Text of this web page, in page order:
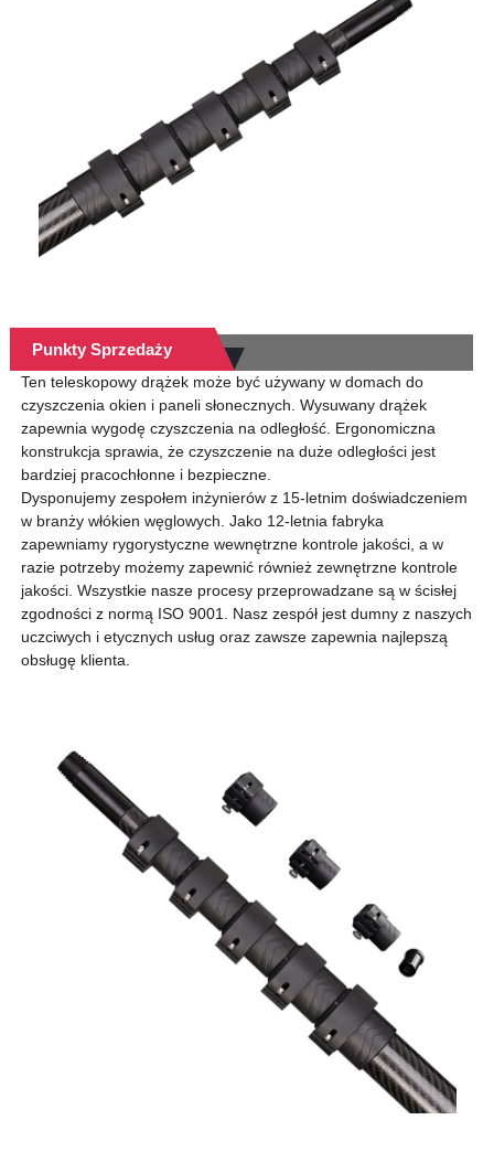
Punkty Sprzedaży
Ten teleskopowy drążek może być używany w domach do
czyszczenia okien i paneli słonecznych. Wysuwany drążek
zapewnia wygodę czyszczenia na odległość. Ergonomiczna
konstrukcja sprawia, że ​​czyszczenie na duże odległości jest
bardziej pracochłonne i bezpieczne.
Dysponujemy zespołem inżynierów z 15-letnim doświadczeniem
w branży włókien węglowych. Jako 12-letnia fabryka
zapewniamy rygorystyczne wewnętrzne kontrole jakości, a w
razie potrzeby możemy zapewnić również zewnętrzne kontrole
jakości. Wszystkie nasze procesy przeprowadzane są w ścisłej
zgodności z normą ISO 9001. Nasz zespół jest dumny z naszych
uczciwych i etycznych usług oraz zawsze zapewnia najlepszą
obsługę klienta.